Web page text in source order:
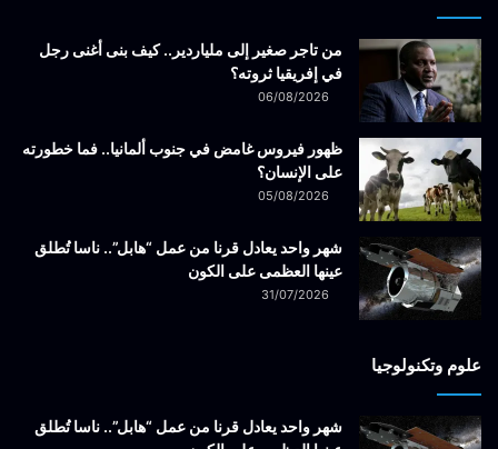
من تاجر صغير إلى ملياردير.. كيف بنى أغنى رجل
في إفريقيا ثروته؟
06/08/2026
ظهور فيروس غامض في جنوب ألمانيا.. فما خطورته
على الإنسان؟
05/08/2026
شهر واحد يعادل قرنا من عمل “هابل”.. ناسا تُطلق
عينها العظمى على الكون
31/07/2026
علوم وتكنولوجيا
شهر واحد يعادل قرنا من عمل “هابل”.. ناسا تُطلق